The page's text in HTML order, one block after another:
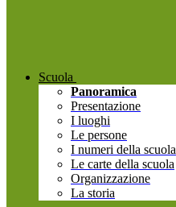
Scuola
Panoramica
Presentazione
I luoghi
Le persone
I numeri della scuola
Le carte della scuola
Organizzazione
La storia